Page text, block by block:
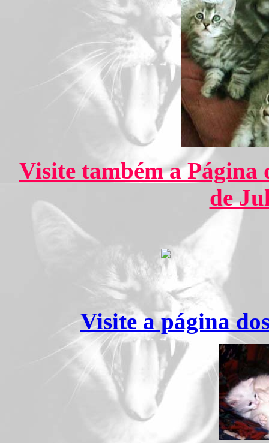
Visite também a
de
Visite a página